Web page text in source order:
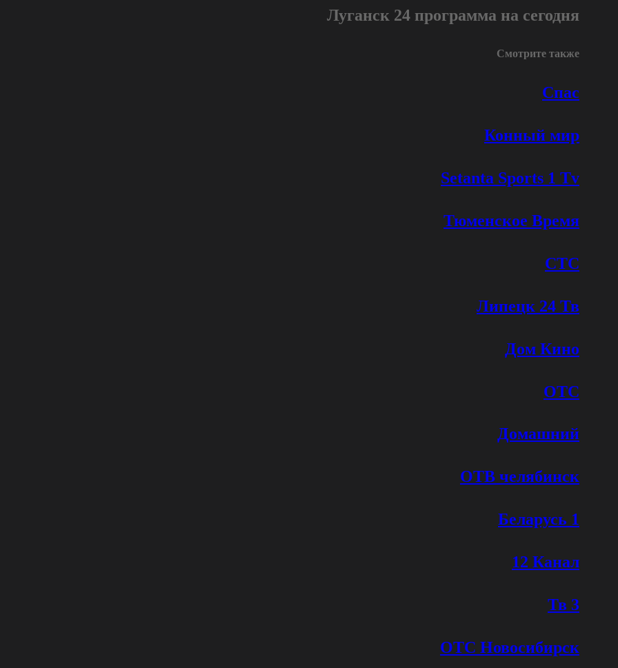
Луганск 24 программа на сегодня
Смотрите также
Спас
Конный мир
Setanta Sports 1 Tv
Тюменское Время
СТС
Липецк 24 Тв
Дом Кино
ОТС
Домашний
ОТВ челябинск
Беларусь 1
12 Канал
Тв 3
ОТС Новосибирск